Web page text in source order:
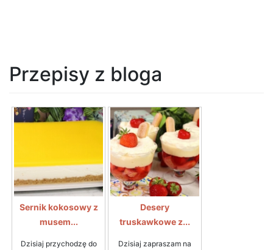
Przepisy z bloga
Sernik kokosowy z
musem...
Dzisiaj przychodzę do
Desery
truskawkowe z...
Dzisiaj zapraszam na